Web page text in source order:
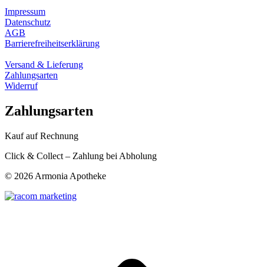
Impressum
Datenschutz
AGB
Barrierefreiheitserklärung
Versand & Lieferung
Zahlungsarten
Widerruf
Zahlungsarten
Kauf auf Rechnung
Click & Collect – Zahlung bei Abholung
© 2026 Armonia Apotheke